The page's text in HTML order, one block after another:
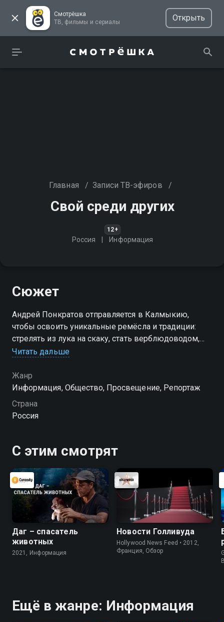
Смотрёшка
ТВ, фильмы и сериалы
Открыть
Главная / Записи ТВ-эфиров /
Свой среди других
12+
Россия Информация
Сюжет
Андрей Понкратов отправляется в Калмыкию,
чтобы освоить уникальные ремёсла и традиции:
стрелять из лука на скаку, стать верблюдоводом,
сыграть в шахматы с местными школьниками и
Читать дальше
Жанр
Информация, Общество, Просвещение, Репортаж
Страна
Россия
С этим смотрят
Даг – спасатель
животных
2021, Информация
Новости Голливуда
Hollywood News Feed • 2012,
Франция, Обзор
Ещё в жанре: Информация